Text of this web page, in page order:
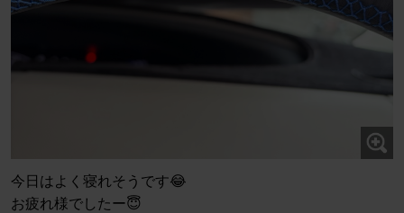
今日はよく寝れそうです😂
お疲れ様でしたー😇